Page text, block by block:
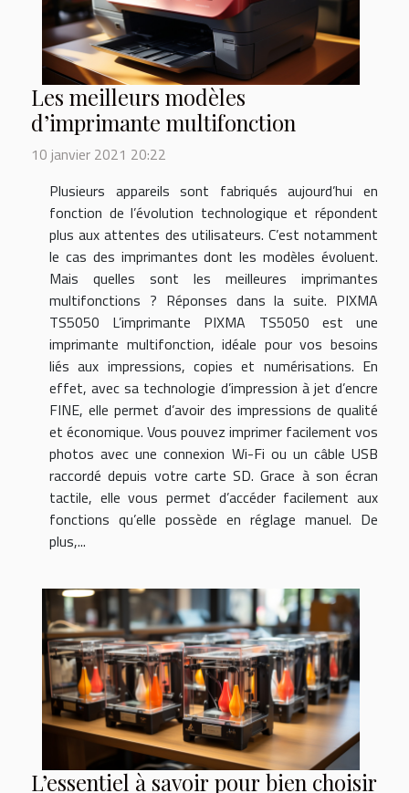
Les meilleurs modèles
d’imprimante multifonction
10 janvier 2021 20:22
Plusieurs appareils sont fabriqués aujourd’hui en
fonction de l’évolution technologique et répondent
plus aux attentes des utilisateurs. C’est notamment
le cas des imprimantes dont les modèles évoluent.
Mais quelles sont les meilleures imprimantes
multifonctions ? Réponses dans la suite. PIXMA
TS5050 L’imprimante PIXMA TS5050 est une
imprimante multifonction, idéale pour vos besoins
liés aux impressions, copies et numérisations. En
effet, avec sa technologie d’impression à jet d’encre
FINE, elle permet d’avoir des impressions de qualité
et économique. Vous pouvez imprimer facilement vos
photos avec une connexion Wi-Fi ou un câble USB
raccordé depuis votre carte SD. Grace à son écran
tactile, elle vous permet d’accéder facilement aux
fonctions qu’elle possède en réglage manuel. De
plus,...
L’essentiel à savoir pour bien choisir